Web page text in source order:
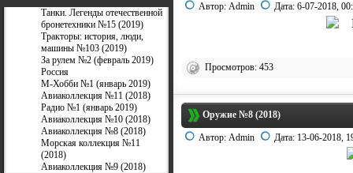
Автор: Admin Дата: 6-07-2018,
Просмотров: 453
Оружие №8 (2018)
Автор: Admin Дата: 13-06-2018,
Танки. Легенды отечественной
бронетехники №15 (2019)
Тракторы: история, люди,
машины №103 (2019)
За рулем №2 (февраль 2019)
Россия
М-Хобби №1 (январь 2019)
Авиаколлекция №11 (2018)
Радио №1 (январь 2019)
Авиаколлекция №10 (2018)
Авиаколлекция №8 (2018)
Морская коллекция №11
(2018)
Авиаколлекция №9 (2018)